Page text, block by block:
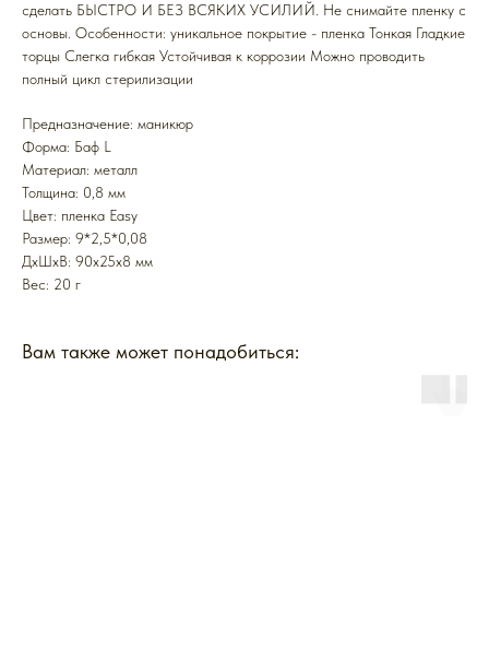
сделать БЫСТРО И БЕЗ ВСЯКИХ УСИЛИЙ. Не снимайте пленку с
основы. Особенности: уникальное покрытие - пленка Тонкая Гладкие
торцы Слегка гибкая Устойчивая к коррозии Можно проводить
полный цикл стерилизации
Предназначение: маникюр
Форма: Баф L
Mатериал: металл
Толщина: 0,8 мм
Цвет: пленка Easy
Размер: 9*2,5*0,08
ДxШxВ: 90x25x8 мм
Вес: 20 г
Вам также может понадобиться: